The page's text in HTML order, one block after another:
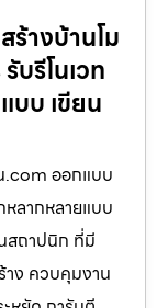
ร้างบ้านโม
บรีโนเวท
บบ เขียน
.com ออกแบบ
ลากหลายแบบ
สถาปนิก ที่มี
าง ควบคุมงาน